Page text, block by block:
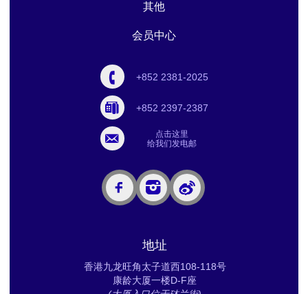
其他
会员中心
+852 2381-2025
+852 2397-2387
点击这里
给我们发电邮
地址
香港九龙旺角太子道西108-118号
康龄大厦一楼D-F座